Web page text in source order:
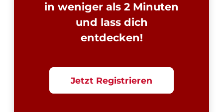
in weniger als 2 Minuten
und lass dich
entdecken!
Jetzt Registrieren